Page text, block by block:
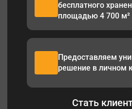
Стать
бесплатного
площадью 4 700 м²
Предоставляем
решение в личном